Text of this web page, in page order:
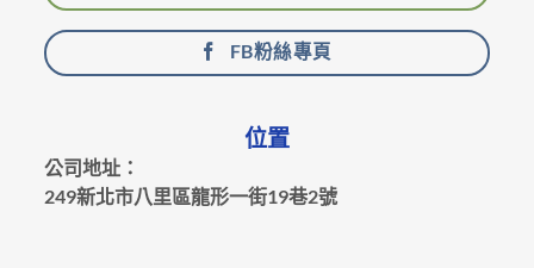
FB粉絲專頁
位置
公司地址：
249新北市八里區龍形一街19巷2號